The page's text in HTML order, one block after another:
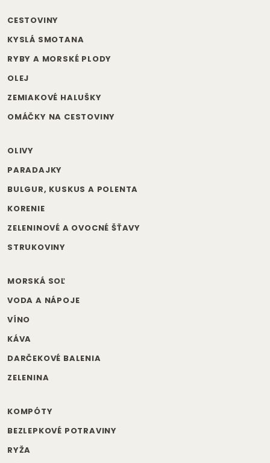
CESTOVINY
KYSLÁ SMOTANA
RYBY A MORSKÉ PLODY
OLEJ
ZEMIAKOVÉ HALUŠKY
OMÁČKY NA CESTOVINY
OLIVY
PARADAJKY
BULGUR, KUSKUS A POLENTA
KORENIE
ZELENINOVÉ A OVOCNÉ ŠŤAVY
STRUKOVINY
MORSKÁ SOĽ
VODA A NÁPOJE
VÍNO
KÁVA
DARČEKOVÉ BALENIA
ZELENINA
KOMPÓTY
BEZLEPKOVÉ POTRAVINY
RYŽA